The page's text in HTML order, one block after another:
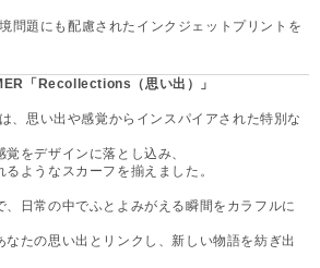
問題にも配慮されたインクジェットプリントを
「Recollections（思い出）」
、思い出や感覚からインスパイアされた特別な
をデザインに落とし込み、
ようなスカーフを揃えました。
日常の中でふとよみがえる瞬間をカラフルに
なたの思い出とリンクし、新しい物語を紡ぎ出